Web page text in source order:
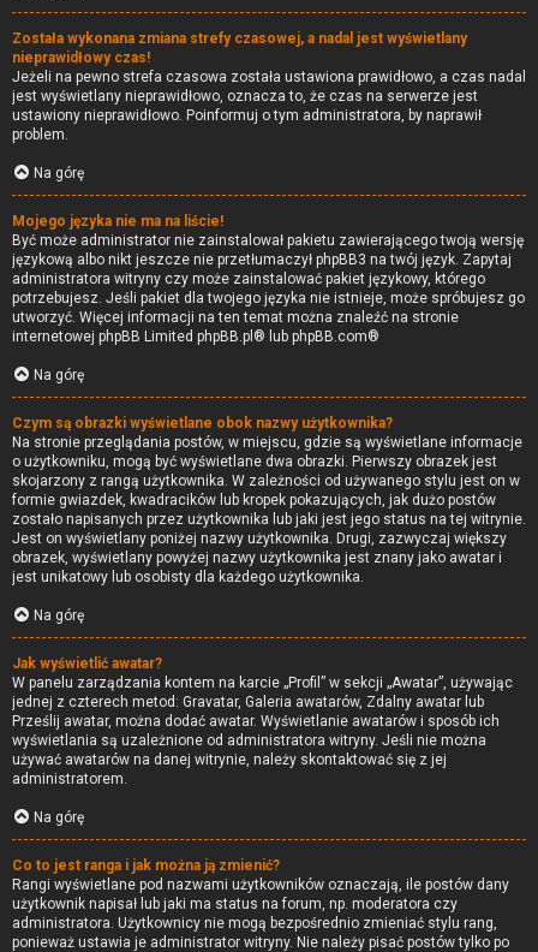
Została wykonana zmiana strefy czasowej, a nadal jest wyświetlany
nieprawidłowy czas!
Jeżeli na pewno strefa czasowa została ustawiona prawidłowo, a czas nadal
jest wyświetlany nieprawidłowo, oznacza to, że czas na serwerze jest
ustawiony nieprawidłowo. Poinformuj o tym administratora, by naprawił
problem.
Na górę
Mojego języka nie ma na liście!
Być może administrator nie zainstalował pakietu zawierającego twoją wersję
językową albo nikt jeszcze nie przetłumaczył phpBB3 na twój język. Zapytaj
administratora witryny czy może zainstalować pakiet językowy, którego
potrzebujesz. Jeśli pakiet dla twojego języka nie istnieje, może spróbujesz go
utworzyć. Więcej informacji na ten temat można znaleźć na stronie
internetowej phpBB Limited phpBB.pl ® lub phpBB.com®
Na górę
Czym są obrazki wyświetlane obok nazwy użytkownika?
Na stronie przeglądania postów, w miejscu, gdzie są wyświetlane informacje
o użytkowniku, mogą być wyświetlane dwa obrazki. Pierwszy obrazek jest
skojarzony z rangą użytkownika. W zależności od używanego stylu jest on w
formie gwiazdek, kwadracików lub kropek pokazujących, jak dużo postów
zostało napisanych przez użytkownika lub jaki jest jego status na tej witrynie.
Jest on wyświetlany poniżej nazwy użytkownika. Drugi, zazwyczaj większy
obrazek, wyświetlany powyżej nazwy użytkownika jest znany jako awatar i
jest unikatowy lub osobisty dla każdego użytkownika.
Na górę
Jak wyświetlić awatar?
W panelu zarządzania kontem na karcie „Profil” w sekcji „Awatar”, używając
jednej z czterech metod: Gravatar, Galeria awatarów, Zdalny awatar lub
Prześlij awatar, można dodać awatar. Wyświetlanie awatarów i sposób ich
wyświetlania są uzależnione od administratora witryny. Jeśli nie można
używać awatarów na danej witrynie, należy skontaktować się z jej
administratorem.
Na górę
Co to jest ranga i jak można ją zmienić?
Rangi wyświetlane pod nazwami użytkowników oznaczają, ile postów dany
użytkownik napisał lub jaki ma status na forum, np. moderatora czy
administratora. Użytkownicy nie mogą bezpośrednio zmieniać stylu rang,
ponieważ ustawia je administrator witryny. Nie należy pisać postów tylko po